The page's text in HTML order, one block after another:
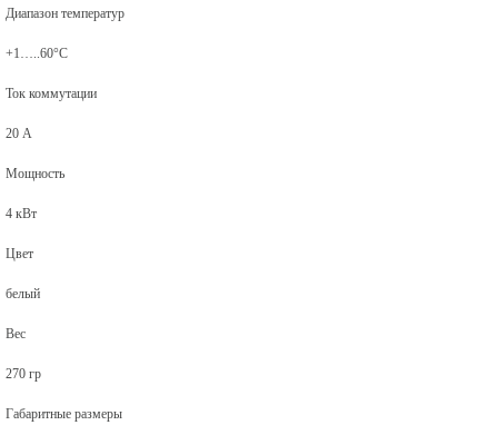
Диапазон температур
+1…..60°С
Ток коммутации
20 А
Мощность
4 кВт
Цвет
белый
Вес
270 гр
Габаритные размеры